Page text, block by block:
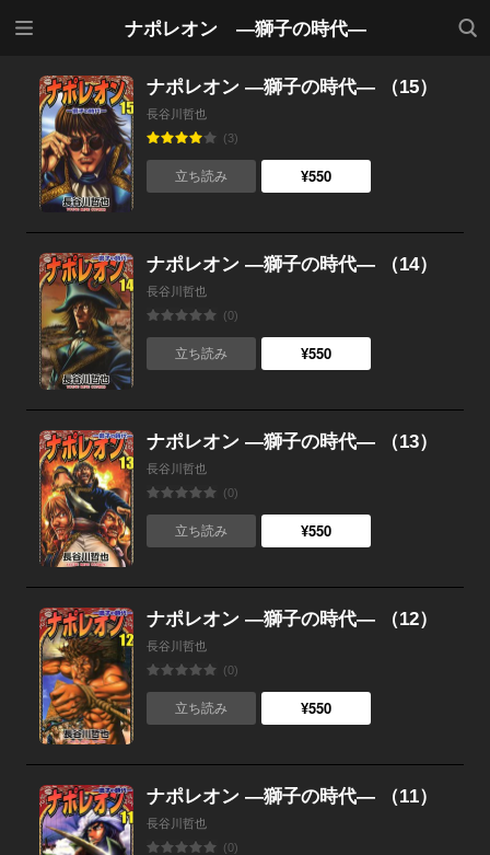
ナポレオン ―獅子の時代―
検索
ナポレオン ―獅子の時代― （15）
長谷川哲也
(3)
立ち読み ¥550
ナポレオン ―獅子の時代― （14）
長谷川哲也
(0)
立ち読み ¥550
ナポレオン ―獅子の時代― （13）
長谷川哲也
(0)
立ち読み ¥550
ナポレオン ―獅子の時代― （12）
長谷川哲也
(0)
立ち読み ¥550
ナポレオン ―獅子の時代― （11）
長谷川哲也
(0)